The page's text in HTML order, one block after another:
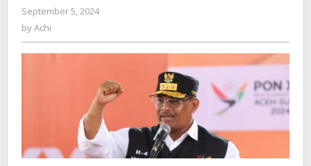
Pj
Aceh
September 5, 2024
byAchi